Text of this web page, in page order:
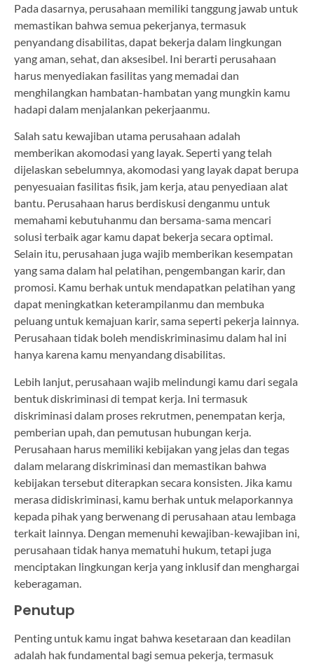
Pada dasarnya, perusahaan memiliki tanggung jawab untuk
memastikan bahwa semua pekerjanya, termasuk
penyandang disabilitas, dapat bekerja dalam lingkungan
yang aman, sehat, dan aksesibel. Ini berarti perusahaan
harus menyediakan fasilitas yang memadai dan
menghilangkan hambatan-hambatan yang mungkin kamu
hadapi dalam menjalankan pekerjaanmu.
Salah satu kewajiban utama perusahaan adalah
memberikan akomodasi yang layak. Seperti yang telah
dijelaskan sebelumnya, akomodasi yang layak dapat berupa
penyesuaian fasilitas fisik, jam kerja, atau penyediaan alat
bantu. Perusahaan harus berdiskusi denganmu untuk
memahami kebutuhanmu dan bersama-sama mencari
solusi terbaik agar kamu dapat bekerja secara optimal.
Selain itu, perusahaan juga wajib memberikan kesempatan
yang sama dalam hal pelatihan, pengembangan karir, dan
promosi. Kamu berhak untuk mendapatkan pelatihan yang
dapat meningkatkan keterampilanmu dan membuka
peluang untuk kemajuan karir, sama seperti pekerja lainnya.
Perusahaan tidak boleh mendiskriminasimu dalam hal ini
hanya karena kamu menyandang disabilitas.
Lebih lanjut, perusahaan wajib melindungi kamu dari segala
bentuk diskriminasi di tempat kerja. Ini termasuk
diskriminasi dalam proses rekrutmen, penempatan kerja,
pemberian upah, dan pemutusan hubungan kerja.
Perusahaan harus memiliki kebijakan yang jelas dan tegas
dalam melarang diskriminasi dan memastikan bahwa
kebijakan tersebut diterapkan secara konsisten. Jika kamu
merasa didiskriminasi, kamu berhak untuk melaporkannya
kepada pihak yang berwenang di perusahaan atau lembaga
terkait lainnya. Dengan memenuhi kewajiban-kewajiban ini,
perusahaan tidak hanya mematuhi hukum, tetapi juga
menciptakan lingkungan kerja yang inklusif dan menghargai
keberagaman.
Penutup
Penting untuk kamu ingat bahwa kesetaraan dan keadilan
adalah hak fundamental bagi semua pekerja, termasuk